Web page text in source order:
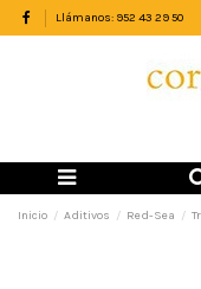
Llámanos: 952 43 29 50
Inicio Aditivos Red-Sea